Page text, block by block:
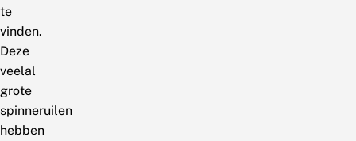
te
vinden.
Deze
veelal
grote
spinneruilen
hebben